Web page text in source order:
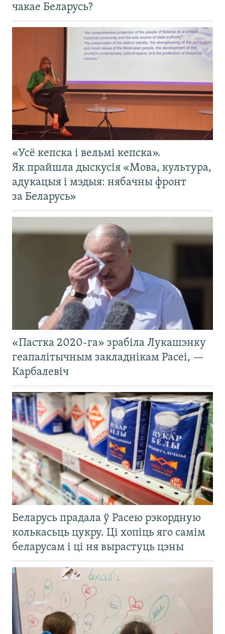
чакае Беларусь?
«Усё кепска і вельмі кепска».
Як прайшла дыскусія «Мова, культура,
адукацыя і мэдыя: нябачны фронт
за Беларусь»
«Пастка 2020-га» зрабіла Лукашэнку
геапалітычным закладнікам Расеі, —
Карбалевіч
Беларусь прадала ў Расею рэкордную
колькасьць цукру. Ці хопіць яго самім
беларусам і ці ня вырастуць цэны